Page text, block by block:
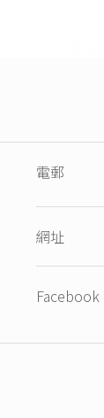
電郵
網址
Facebook